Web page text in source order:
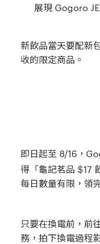
展現 Gogoro
新飲品當天要配新
收的限定商品。
即日起至 8/16，
得「龜記茗品 $17
每日數量有限，領
只要在換電前，
務，拍下換電過程